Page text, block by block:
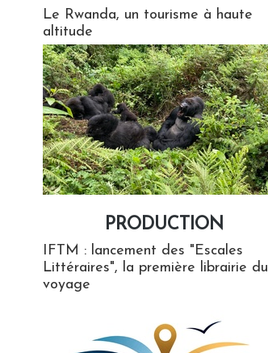
Le Rwanda, un tourisme à haute
altitude
PRODUCTION
IFTM : lancement des "Escales
Littéraires", la première librairie du
voyage